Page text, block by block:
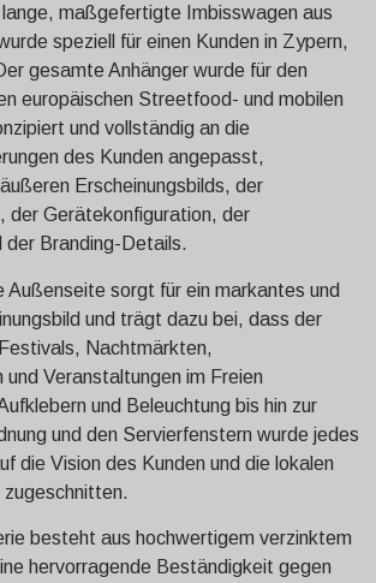
maßgefertigte Imbisswagen aus
speziell für einen Kunden in Zypern,
gesamte Anhänger wurde für den
europäischen Streetfood- und mobilen
und vollständig an die
des Kunden angepasst,
Erscheinungsbilds, der
der Gerätekonfiguration, der
der Branding-Details.
Außenseite sorgt für ein markantes und
und trägt dazu bei, dass der
Nachtmärkten,
Veranstaltungen im Freien
und Beleuchtung bis hin zur
und den Servierfenstern wurde jedes
die Vision des Kunden und die lokalen
besteht aus hochwertigem verzinktem
hervorragende Beständigkeit gegen